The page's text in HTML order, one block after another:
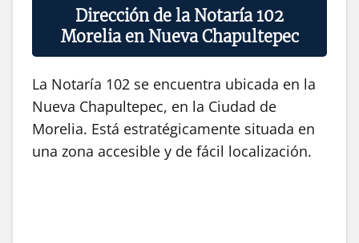
Dirección de la Notaría 102
Morelia en Nueva Chapultepec
La Notaría 102 se encuentra ubicada en la
Nueva Chapultepec, en la Ciudad de
Morelia. Está estratégicamente situada en
una zona accesible y de fácil localización.